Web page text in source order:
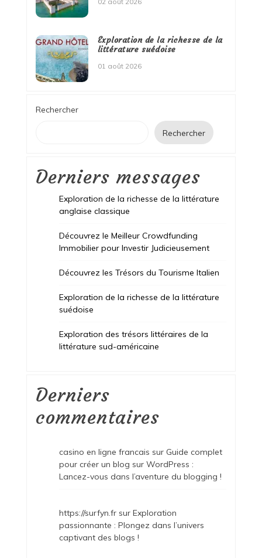
Exploration de la richesse de la
littérature suédoise
01 août 2026
Rechercher
Rechercher
Derniers messages
Exploration de la richesse de la littérature
anglaise classique
Découvrez le Meilleur Crowdfunding
Immobilier pour Investir Judicieusement
Découvrez les Trésors du Tourisme Italien
Exploration de la richesse de la littérature
suédoise
Exploration des trésors littéraires de la
littérature sud-américaine
Derniers
commentaires
casino en ligne francais sur Guide complet
pour créer un blog sur WordPress :
Lancez-vous dans l’aventure du blogging !
https://surfyn.frsur Exploration
passionnante : Plongez dans l’univers
captivant des blogs !